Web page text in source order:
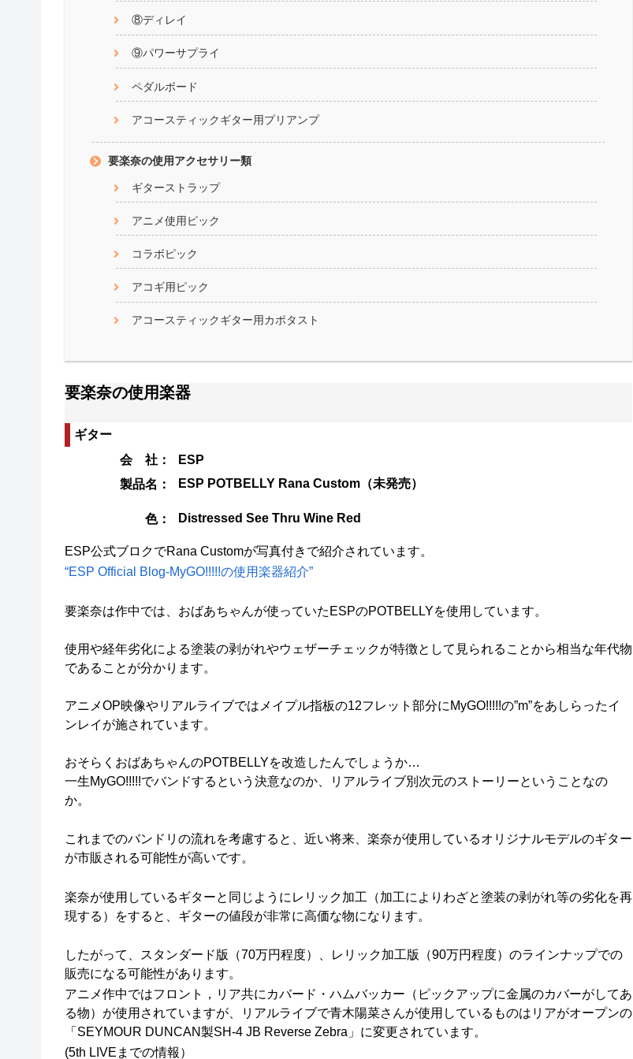
⑧ディレイ
⑨パワーサプライ
ペダルボード
アコースティックギター用プリアンプ
要楽奈の使用アクセサリー類
ギターストラップ
アニメ使用ピック
コラボピック
アコギ用ピック
アコースティックギター用カポタスト
要楽奈の使用楽器
ギター
会 社：
ESP
製品名：
ESP POTBELLY Rana Custom（未発売）
色： Distressed See Thru Wine Red
ESP公式ブロクでRana Customが写真付きで紹介されています。
“ESP Official Blog-MyGO!!!!!の使用楽器紹介”
要楽奈は作中では、おばあちゃんが使っていたESPのPOTBELLYを使用しています。
使用や経年劣化による塗装の剥がれやウェザーチェックが特徴として見られることから相当な年代物
であることが分かります。
アニメOP映像やリアルライブではメイプル指板の12フレット部分にMyGO!!!!!の”m”をあしらったイ
ンレイが施されています。
おそらくおばあちゃんのPOTBELLYを改造したんでしょうか…
一生MyGO!!!!!でバンドするという決意なのか、リアルライブ別次元のストーリーということなの
か。
これまでのバンドリの流れを考慮すると、近い将来、楽奈が使用しているオリジナルモデルのギター
が市販される可能性が高いです。
楽奈が使用しているギターと同じようにレリック加工（加工によりわざと塗装の剥がれ等の劣化を再
現する）をすると、ギターの値段が非常に高価な物になります。
したがって、スタンダード版（70万円程度）、レリック加工版（90万円程度）のラインナップでの
販売になる可能性があります。
アニメ作中ではフロント，リア共にカバード・ハムバッカー（ピックアップに金属のカバーがしてあ
る物）が使用されていますが、リアルライブで青木陽菜さんが使用しているものはリアがオープンの
「SEYMOUR DUNCAN製SH-4 JB Reverse Zebra」に変更されています。
(5th LIVEまでの情報）